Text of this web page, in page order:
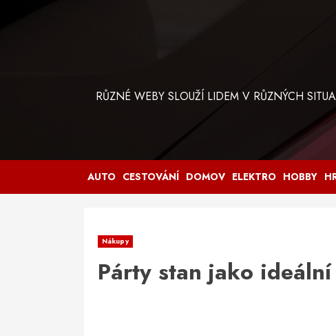
RŮZNÉ WEBY SLOUŽÍ LIDEM V RŮZNÝCH
AUTO CESTOVÁNÍ DOMOV ELEKTRO HOBBY
Nákupy
Párty stan jako